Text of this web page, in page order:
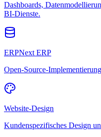
Dashboards,
BI-Dienste.
ERPNext ERP
Open-Source-
Website-Design
Kundenspezifisches Design